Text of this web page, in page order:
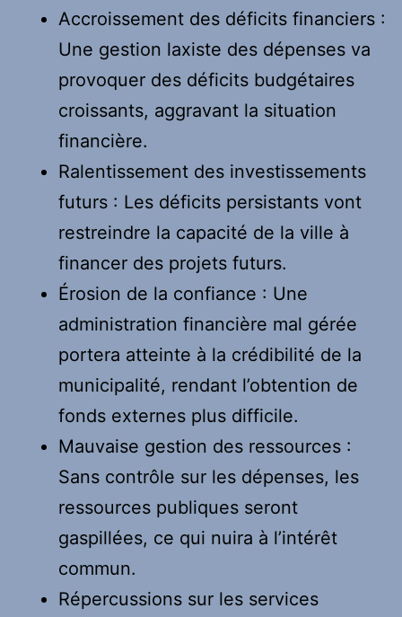
Accroissement des déficits financiers :
Une gestion laxiste des dépenses va
provoquer des déficits budgétaires
croissants, aggravant la situation
financière.
Ralentissement des investissements
futurs : Les déficits persistants vont
restreindre la capacité de la ville à
financer des projets futurs.
Érosion de la confiance : Une
administration financière mal gérée
portera atteinte à la crédibilité de la
municipalité, rendant l’obtention de
fonds externes plus difficile.
Mauvaise gestion des ressources :
Sans contrôle sur les dépenses, les
ressources publiques seront
gaspillées, ce qui nuira à l’intérêt
commun.
Répercussions sur les services